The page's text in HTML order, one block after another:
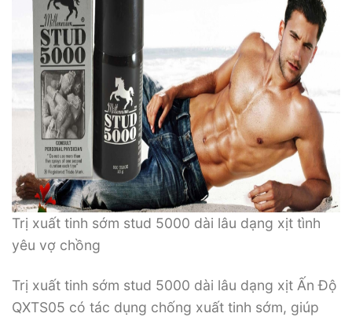
Trị xuất tinh sớm stud 5000 dài lâu dạng xịt tình
yêu vợ chồng
Trị xuất tinh sớm stud 5000 dài lâu dạng xịt Ấn Độ
QXTS05 có tác dụng chống xuất tinh sớm, giúp